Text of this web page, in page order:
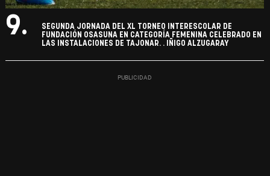
9.
SEGUNDA JORNADA DEL XL TORNEO INTERESCOLAR DE
FUNDACIÓN OSASUNA EN CATEGORÍA FEMENINA CELEBRADO EN
LAS INSTALACIONES DE TAJONAR. . IÑIGO ALZUGARAY